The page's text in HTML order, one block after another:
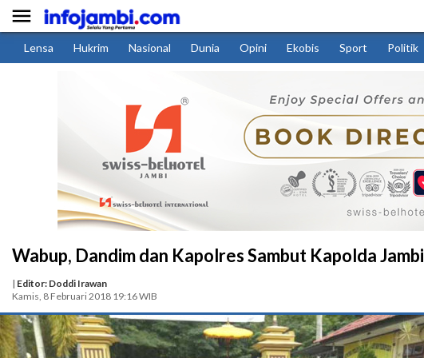

Lensa Hukrim Nasional Dunia Opini Ekobis Sport Politik
Wabup, Dandim dan Kapolres Sambut Kapolda Jambi
| Editor: Doddi Irawan
Kamis, 8 Februari 2018 19:16 WIB